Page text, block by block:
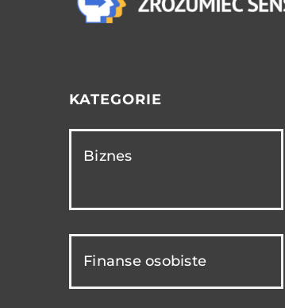
KATEGORIE
Biznes
Finanse osobiste